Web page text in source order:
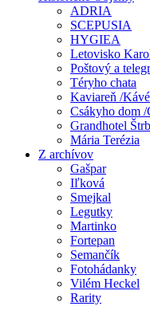
ADRIA
SCEPUSIA
HYGIEA
Letovisko
Poštový a
Téryho chata
Kaviareň /
Csákyho dom
Grandhotel
Mária Terézia
Z archívov
Gašpar
Iľková
Smejkal
Legutky
Martinko
Fortepan
Semančík
Fotohádanky
Vilém Heckel
Rarity